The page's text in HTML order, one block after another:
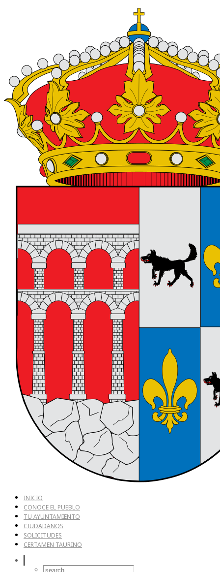
INICIO
CONOCE EL PUEBLO
TU AYUNTAMIENTO
CIUDADANOS
SOLICITUDES
CERTAMEN TAURINO